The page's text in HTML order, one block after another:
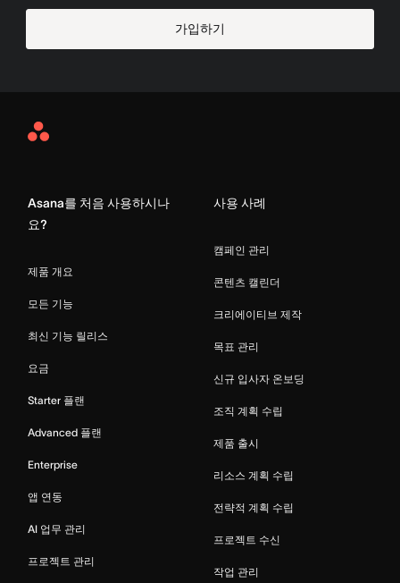
가입하기
Asana
Asana를 처음 사용하시나
요?
제품 개요
모든 기능
최신 기능 릴리스
요금
Starter 플랜
Advanced 플랜
Enterprise
앱 연동
AI 업무 관리
프로젝트 관리
사용 사례
캠페인 관리
콘텐츠 캘린더
크리에이티브 제작
목표 관리
신규 입사자 온보딩
조직 계획 수립
제품 출시
리소스 계획 수립
전략적 계획 수립
프로젝트 수신
작업 관리